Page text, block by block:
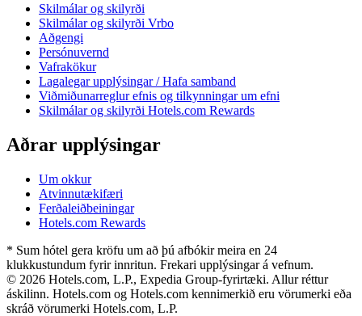
Skilmálar og skilyrði
Skilmálar og skilyrði Vrbo
Aðgengi
Persónuvernd
Vafrakökur
Lagalegar upplýsingar / Hafa samband
Viðmiðunarreglur efnis og tilkynningar um efni
Skilmálar og skilyrði Hotels.com Rewards
Aðrar upplýsingar
Um okkur
Atvinnutækifæri
Ferðaleiðbeiningar
Hotels.com Rewards
* Sum hótel gera kröfu um að þú afbókir meira en 24
klukkustundum fyrir innritun. Frekari upplýsingar á vefnum.
© 2026 Hotels.com, L.P., Expedia Group-fyrirtæki. Allur réttur
áskilinn. Hotels.com og Hotels.com kennimerkið eru vörumerki eða
skráð vörumerki Hotels.com, L.P.